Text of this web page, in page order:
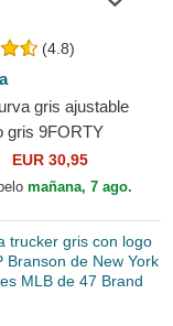
(4.8)
gris ajustable
gris 9FORTY
Era de New York
MLB de New Era
EUR 30,95
mañana, 7 ago.